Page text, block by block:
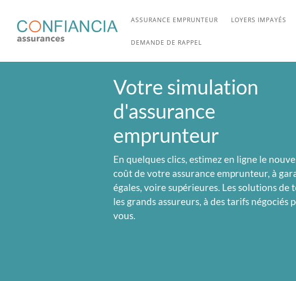
ASSURANCE EMPRUNTEUR LOYERS IMPAYÉS
DEMANDE DE RAPPEL
Votre simulation
d'assurance
emprunteur
En quelques clics, estimez en ligne le
coût de votre assurance emprunteur, à
égales, voire supérieures. Les solutions de
les grands assureurs, à des tarifs négociés
vous.